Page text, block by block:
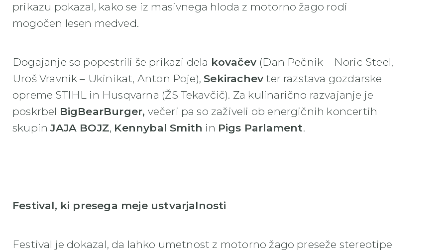
prikazu pokazal, kako se iz masivnega hloda z motorno žago rodi
mogočen lesen medved.
Dogajanje so popestrili še prikazi dela kovačev (Dan Pečnik – Noric Steel,
Uroš Vravnik – Ukinikat, Anton Poje), Sekirachev ter razstava gozdarske
opreme STIHL in Husqvarna (ŽS Tekavčič). Za kulinarično razvajanje je
poskrbel BigBearBurger, večeri pa so zaživeli ob energičnih koncertih
skupinJAJA BOJZ, Kennybal Smith in Pigs Parlament.
Festival, ki presega meje ustvarjalnosti
Festival je dokazal, da lahko umetnost z motorno žago preseže stereotipe